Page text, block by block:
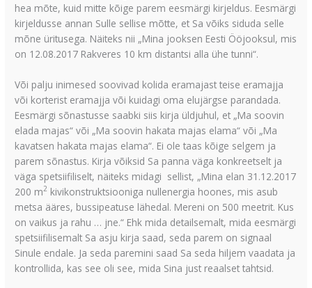
hea mõte, kuid mitte kõige parem eesmärgi kirjeldus. Eesmärgi
kirjeldusse annan Sulle sellise mõtte, et Sa võiks siduda selle
mõne üritusega. Näiteks nii „Mina jooksen Eesti Ööjooksul, mis
on 12.08.2017 Rakveres 10 km distantsi alla ühe tunni“.
Või palju inimesed soovivad kolida eramajast teise eramajja
või korterist eramajja või kuidagi oma elujärgse parandada.
Eesmärgi sõnastusse saabki siis kirja üldjuhul, et „Ma soovin
elada majas“ või „Ma soovin hakata majas elama“ või „Ma
kavatsen hakata majas elama“. Ei ole taas kõige selgem ja
parem sõnastus. Kirja võiksid Sa panna väga konkreetselt ja
väga spetsiifiliselt, näiteks midagi sellist, „Mina elan 31.12.2017
200 m2 kivikonstruktsiooniga nullenergia hoones, mis asub
metsa ääres, bussipeatuse lähedal. Mereni on 500 meetrit. Kus
on vaikus ja rahu … jne.“ Ehk mida detailsemalt, mida eesmärgi
spetsiifilisemalt Sa asju kirja saad, seda parem on signaal
Sinule endale. Ja seda paremini saad Sa seda hiljem vaadata ja
kontrollida, kas see oli see, mida Sina just reaalset tahtsid.